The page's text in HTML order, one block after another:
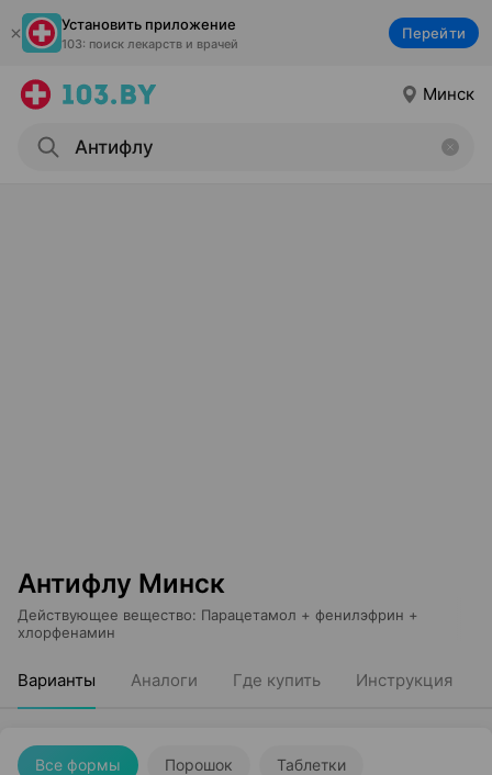
Установить приложение
103: поиск лекарств и врачей
Перейти
Минск
Антифлу Минск
Действующее вещество: Парацетамол + фенилэфрин +
хлорфенамин
Варианты Аналоги Где купить Инструкция
Все формы Порошок Таблетки